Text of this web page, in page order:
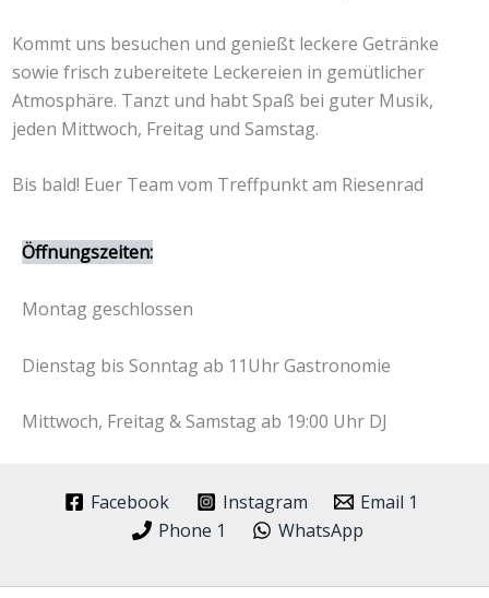
Kommt uns besuchen und genießt leckere Getränke
sowie frisch zubereitete Leckereien in gemütlicher
Atmosphäre. Tanzt und habt Spaß bei guter Musik,
jeden Mittwoch, Freitag und Samstag.
Bis bald! Euer Team vom Treffpunkt am Riesenrad
Öffnungszeiten:
Montag geschlossen
Dienstag bis Sonntag ab 11Uhr Gastronomie
Mittwoch, Freitag & Samstag ab 19:00 Uhr DJ
Facebook Instagram
Email 1
Phone 1
WhatsApp